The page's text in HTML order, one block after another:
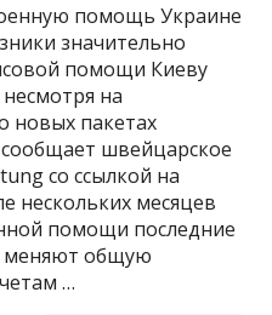
помощь Украине
значительно
помощи Киеву
на
новых пакетах
швейцарское
со ссылкой на
нескольких месяцев
помощи последние
меняют общую
…